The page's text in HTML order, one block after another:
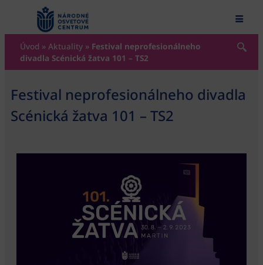
content
Úvod » Aktuality » Festival neprofesionálneho
divadla Scénická žatva 101 – TS2
Festival neprofesionálneho divadla
Scénická žatva 101 – TS2